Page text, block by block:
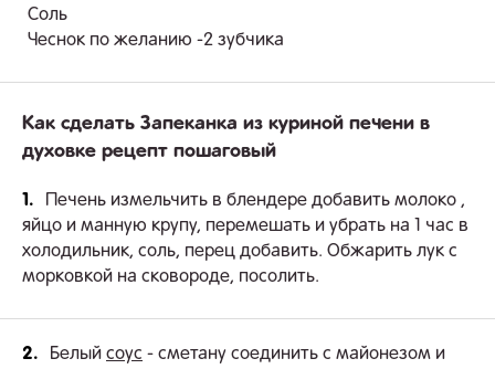
Соль
Чеснок по желанию -2 зубчика
Как сделать Запеканка из куриной печени в
духовке рецепт пошаговый
1.
Печень измельчить в блендере добавить молоко ,
яйцо и манную крупу, перемешать и убрать на 1 час в
холодильник, соль, перец добавить. Обжарить лук с
морковкой на сковороде, посолить.
2. Белый соус - сметану соединить с майонезом и